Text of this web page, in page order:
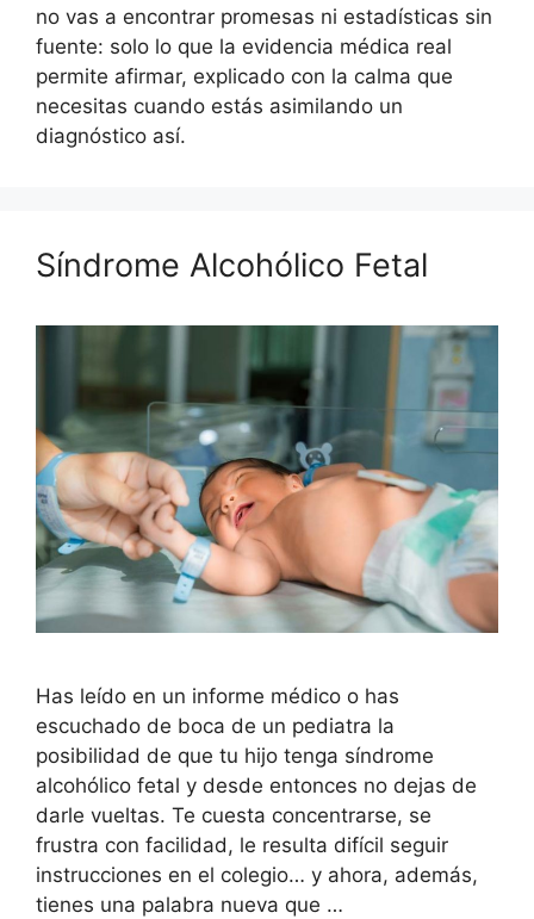
no vas a encontrar promesas ni estadísticas sin
fuente: solo lo que la evidencia médica real
permite afirmar, explicado con la calma que
necesitas cuando estás asimilando un
diagnóstico así.
Síndrome Alcohólico Fetal
Has leído en un informe médico o has
escuchado de boca de un pediatra la
posibilidad de que tu hijo tenga síndrome
alcohólico fetal y desde entonces no dejas de
darle vueltas. Te cuesta concentrarse, se
frustra con facilidad, le resulta difícil seguir
instrucciones en el colegio… y ahora, además,
tienes una palabra nueva que …